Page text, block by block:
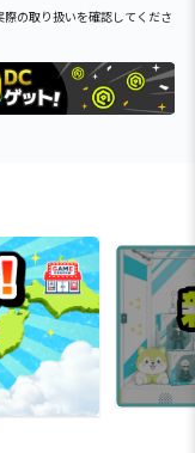
の取り扱いを確認してくださ